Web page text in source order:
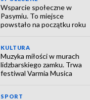
Wsparcie społeczne w
Pasymiu. To miejsce
powstało na początku roku
KULTURA
Muzyka miłości w murach
lidzbarskiego zamku. Trwa
festiwal Varmia Musica
SPORT